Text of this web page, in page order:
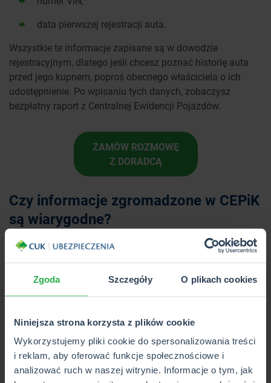
Zgoda Szczegóły O plikach cookies
Niniejsza strona korzysta z plików cookie
Wykorzystujemy pliki cookie do spersonalizowania treści
i reklam, aby oferować funkcje społecznościowe i
analizować ruch w naszej witrynie. Informacje o tym, jak
data pierwszej rejestracji auta.
Wszystkie te informacje zapisane są w dowodzie
rejestracyjnym, dlatego jeśli chcesz poznać historię auta
przed jego kupnem, poproś obecnego właściciela o ich
udostępnienie. Po wpisaniu tych danych, zobaczysz
bezpłatny raport z Centralnej Ewidencji Pojazdów.
ZAMÓW ROZMOWĘ
Z DORADCĄ
Czy informacje zgromadzone w CEPiK
są wiarygodne?
Tak, systemCEPiK to wiarygodne źródło informacji.
przesyłane przez różne podmioty: wydziały komunikacji,
firmy ubezpieczeniowe, stacje kontroli pojazdów, Policję
CEPiK to ważne źródło informacji nie tylko dla właścicieli
czy potencjalnych właścicieli aut. Przede wszystkim ma
służyć instytucjom państwowym (m.in. Policji, straży
miejskiej, sądom itd.) w wykonywaniu ich obowiązków.